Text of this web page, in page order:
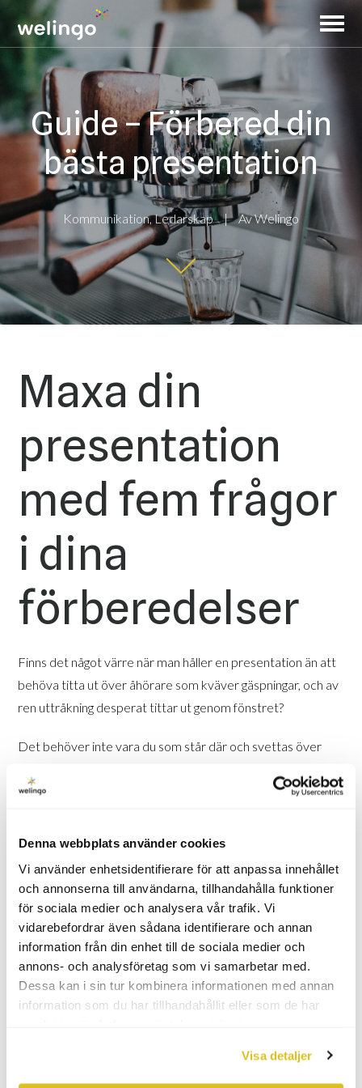
Denna webbplats använder cookies
Vi använder enhetsidentifierare för att anpassa innehållet
och annonserna till användarna, tillhandahålla funktioner
för sociala medier och analysera vår trafik. Vi
vidarebefordrar även sådana identifierare och annan
information från din enhet till de sociala medier och
annons- och analysföretag som vi samarbetar med.
Dessa kan i sin tur kombinera informationen med annan
information som du har tillhandahållit eller som de har
Visa detaljer
Guide – Förbered din
bästa presentation
Kommunikation,Ledarskap AvWelingo
Maxa din
presentation
med fem frågor
i dina
förberedelser
Finns det något värre när man håller en presentation än att
behöva titta ut över åhörare som kväver gäspningar, och av
ren uttråkning desperat tittar ut genom fönstret?
Det behöver inte vara du som står där och svettas över
guiden ger vi fem frågor att ställa dig nästa gång du ska
Innehåll
Vad är syftet – egentligen?
Vad vill du att dina kollegor ska känna, veta och göra i
samband med presentationen?
Vilka motsättningar kan finnas till det du ska säga och